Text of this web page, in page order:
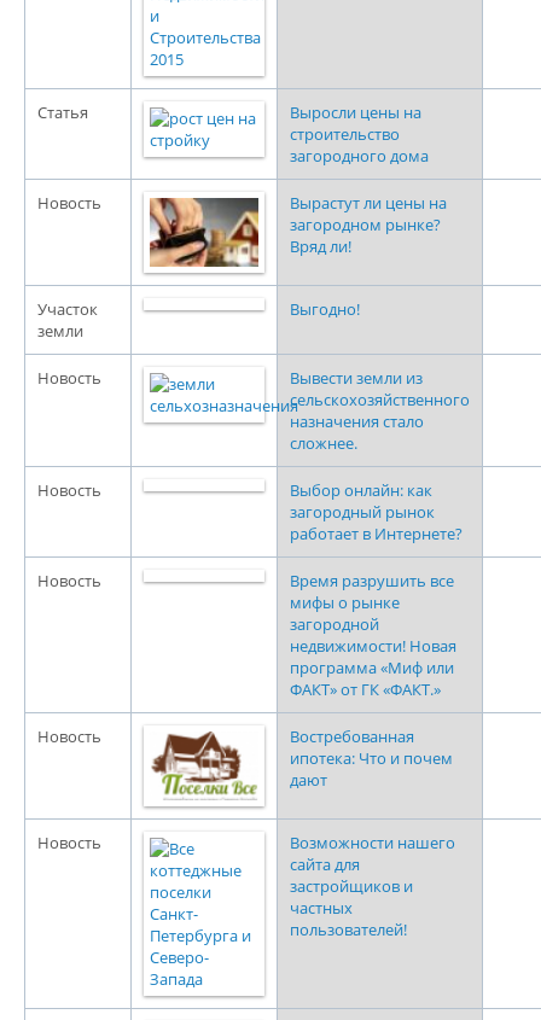
Статья
Выросли цены на
строительство
загородного дома
Новость
Вырастут ли цены на
загородном рынке?
Вряд ли!
Участок
земли
Выгодно!
Новость
Вывести земли из
сельскохозяйственного
назначения стало
сложнее.
Новость
Выбор онлайн: как
загородный рынок
работает в Интернете?
Новость
Время разрушить все
мифы о рынке
загородной
недвижимости! Новая
программа «Миф или
ФАКТ» от ГК «ФАКТ.»
Новость
Востребованная
ипотека: Что и почем
дают
Новость
Возможности нашего
сайта для
застройщиков и
частных
пользователей!